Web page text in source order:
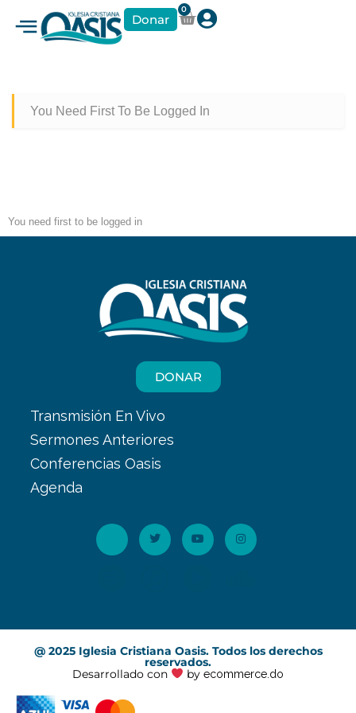
Donar
0
You Need First To Be Logged In
You need first to be logged in
DONAR
Transmisión En Vivo
Sermones Anteriores
Conferencias Oasis
Agenda
@ 2025 Iglesia Cristiana Oasis. Todos los derechos
reservados.
Desarrollado con
by ecommerce.do